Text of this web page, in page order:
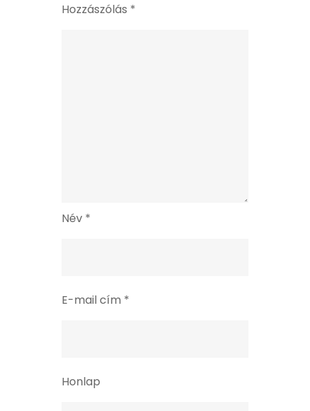
Hozzászólás *
Név *
E-mail cím *
Honlap